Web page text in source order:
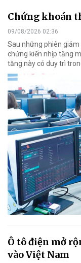
Chứng khoán
09/08/2026 02:36
Sau những phiên
chứng kiến nhịp tăng
tăng này có duy trì
Ô tô điện mở
vào Việt Nam